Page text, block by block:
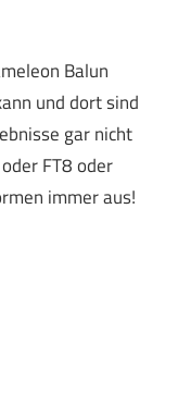
Balun
und dort sind
gar nicht
FT8 oder
immer aus!